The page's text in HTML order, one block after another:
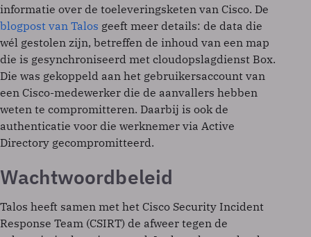
informatie over de toeleveringsketen van Cisco. De
blogpost van Talos geeft meer details: de data die
wél gestolen zijn, betreffen de inhoud van een map
die is gesynchroniseerd met cloudopslagdienst Box.
Die was gekoppeld aan het gebruikersaccount van
een Cisco-medewerker die de aanvallers hebben
weten te compromitteren. Daarbij is ook de
authenticatie voor die werknemer via Active
Directory gecompromitteerd.
Wachtwoordbeleid
Talos heeft samen met het Cisco Security Incident
Response Team (CSIRT) de afweer tegen de